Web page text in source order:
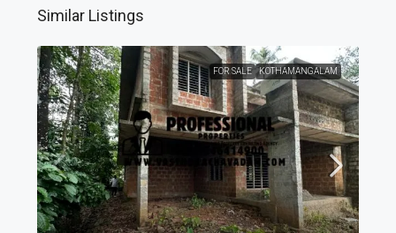
Similar Listings
FOR SALE KOTHAMANGALAM